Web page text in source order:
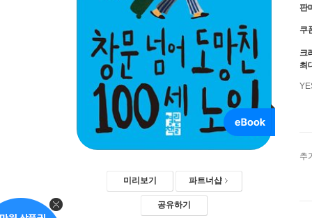
미리보기 파트너샵
공유하기
판
쿠
크
최
추